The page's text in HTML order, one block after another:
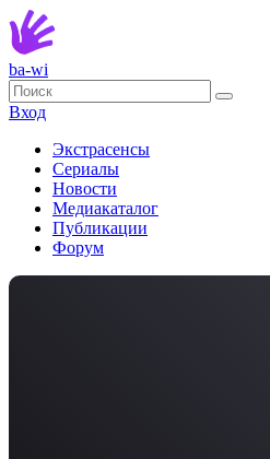
ba-wi
Вход
Экстрасенсы
Сериалы
Новости
Медиакаталог
Публикации
Форум